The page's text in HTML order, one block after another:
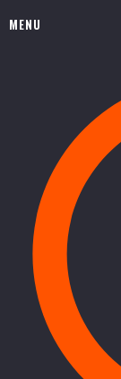
MENU